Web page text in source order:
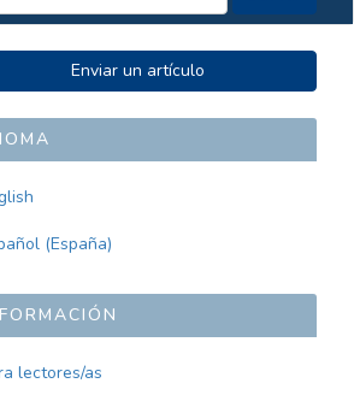
Enviar un artículo
(España)
lectores/as